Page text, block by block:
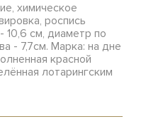
химическое
роспись
10,6 см, диаметр по
- 7,7см. Марка: на дне
красной
лотарингским